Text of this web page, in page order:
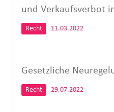
und Verkaufsverbot
Recht 11.03.2022
Gesetzliche
Recht 29.07.2022